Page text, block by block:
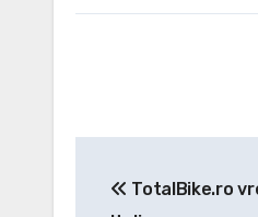
navigation
TotalBike.ro